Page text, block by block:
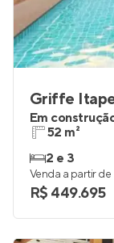
Griffe
Em
52 m²
2 e 3
Venda a partir de
R$ 449.695